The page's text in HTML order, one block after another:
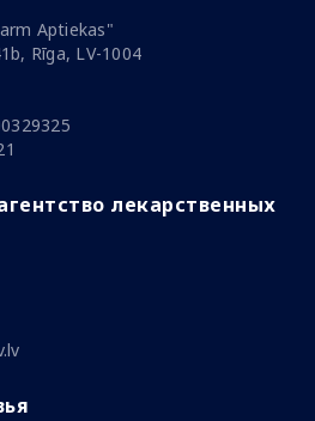
Aptiekas"
Rīga, LV-1004
лекарственных